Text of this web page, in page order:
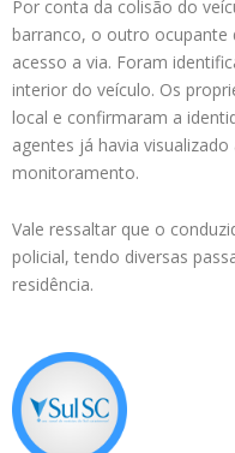
Por conta da colisão do
barranco, o outro
acesso a via. Foram
interior do veículo. Os
local e confirmaram a
agentes já havia
monitoramento.
Vale ressaltar que o
policial, tendo diversas
residência.